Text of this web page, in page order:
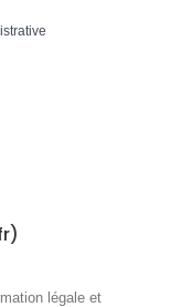
légale et